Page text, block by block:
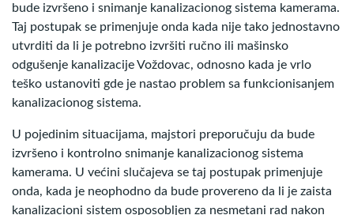
bude izvršeno i snimanje kanalizacionog sistema kamerama.
Taj postupak se primenjuje onda kada nije tako jednostavno
utvrditi da li je potrebno izvršiti ručno ili mašinsko
odgušenje kanalizacije Voždovac, odnosno kada je vrlo
teško ustanoviti gde je nastao problem sa funkcionisanjem
kanalizacionog sistema.
U pojedinim situacijama, majstori preporučuju da bude
izvršeno i kontrolno snimanje kanalizacionog sistema
kamerama. U većini slučajeva se taj postupak primenjuje
onda, kada je neophodno da bude provereno da li je zaista
kanalizacioni sistem osposobljen za nesmetani rad nakon